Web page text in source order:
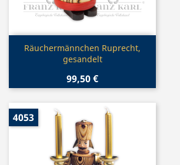
Vorschau
Räuchermännchen Ruprecht,
gesandelt
99,50 €
4053